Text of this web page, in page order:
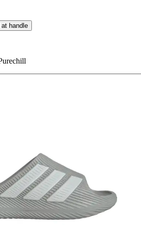
handle